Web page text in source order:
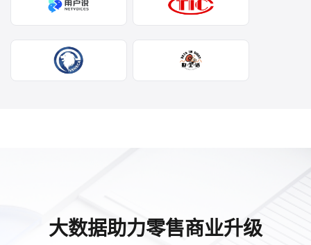
大数据助力零售商业升级